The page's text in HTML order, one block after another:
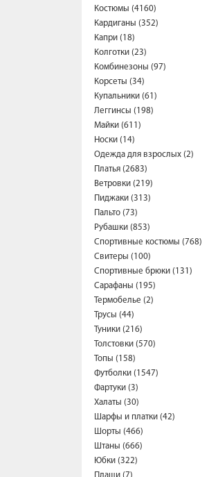
Костюмы (4160)
Кардиганы (352)
Капри (18)
Колготки (23)
Комбинезоны (97)
Корсеты (34)
Купальники (61)
Леггинсы (198)
Майки (611)
Носки (14)
Одежда для взрослых (2)
Платья (2683)
Ветровки (219)
Пиджаки (313)
Пальто (73)
Рубашки (853)
Спортивные костюмы (768)
Свитеры (100)
Спортивные брюки (131)
Сарафаны (195)
Термобелье (2)
Трусы (44)
Туники (216)
Толстовки (570)
Топы (158)
Футболки (1547)
Фартуки (3)
Халаты (30)
Шарфы и платки (42)
Шорты (466)
Штаны (666)
Юбки (322)